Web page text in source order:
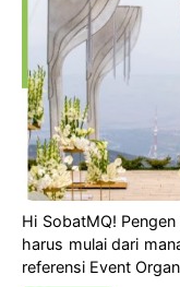
Hi SobatMQ!
harus mulai dari
referensi Event